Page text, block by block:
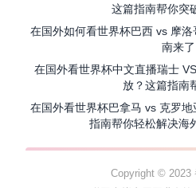
这篇指南帮你突
在国外如何看世界杯巴西 vs 摩
南来了
在国外看世界杯中文直播瑞士
放？这篇指南
在国外看世界杯巴拿马 vs 克罗
指南帮你轻松解决海
Copyright © 2023